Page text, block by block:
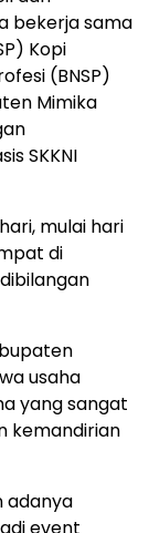
bekerja sama
Kopi
(BNSP)
Mimika
SKKNI
mulai hari
di
usaha
yang sangat
kemandirian
adanya